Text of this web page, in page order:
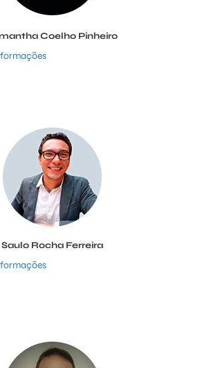
Coelho Pinheiro
Saulo Rocha Ferreira